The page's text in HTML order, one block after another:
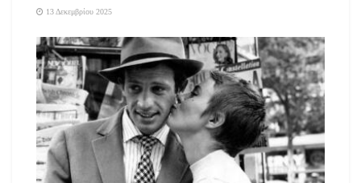
προοπτικές ανάπτυξης του αγροδιατροφικού τομέα της
Περιφέρειας Δυτικής Μακεδονίας τόνισε η
Αντιπεριφερειάρχης Πράσινου Μετασχηματισμού,
13 Δεκεμβρίου 2025